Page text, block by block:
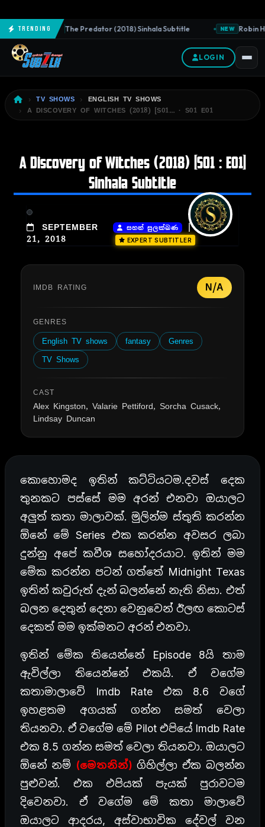
TrendingNEW The Predator (2018) Sinhala Subtitle NEW Robin
LOGIN
TV SHOWS
ENGLISH TV SHOWS
A DISCOVERY OF WITCHES (2018) [S01… · S01 E01
A Discovery of Witches (2018) [S01 : E01]
Sinhala Subtitle
SEPTEMBER
21, 2018
සහන් සුලක්ඛණ |
EXPERT SUBTITLER
IMDB RATING N/A
GENRES
English TV shows fantasy
Genres
TV Shows
CAST
Alex Kingston, Valarie Pettiford, Sorcha Cusack,
Lindsay Duncan
කොහොමද ඉතින් කට්ටියටම.දවස් දෙක
තුනකට පස්සේ මම අරන් එනවා ඔයාලට
අලුත් කතා මාලාවක්. මුලින්ම ස්තුති කරන්න
ඕනේ මේ Series එක කරන්න අවසර ලබා
දුන්නු අපේ කවීශ සහෝදරයාට. ඉතින් මම
මේක කරන්න පටන් ගත්තේ Midnight Texas
ඉතින් කවුරුත් දැන් බලන්නේ නැති නිසා. එත්
බලන දෙතුන් දෙනා වෙනුවෙන් ඊලඟ කොටස්
දෙකත් මම ඉක්මනට අරන් එනවා.
ඉතින් මේක තියෙන්නේ Episode 8යි තාම
ඇවිල්ලා තියෙන්නේ එකයි. ඒ වගේම
කතාමාලාවේ Imdb Rate එක 8.6 වගේ
ඉහළතම අගයක් ගන්න සමත් වෙලා
තියනවා. ඒ වගේම මේ Pilot එපියේ Imdb Rate
එක 8.5 ගන්න සමත් වෙලා තියනවා. ඔයාලට
ඕනේ නම් (මෙතනින්) ගිහිල්ලා ඒක බලන්න
පුළුවන්. එක එපියක් පැයක් පුරාවටම
දිවෙනවා. ඒ වගේම මේ කතා මාලාවේ
ඔයාලට ආදරය, අස්වාභාවික දේවල් වන